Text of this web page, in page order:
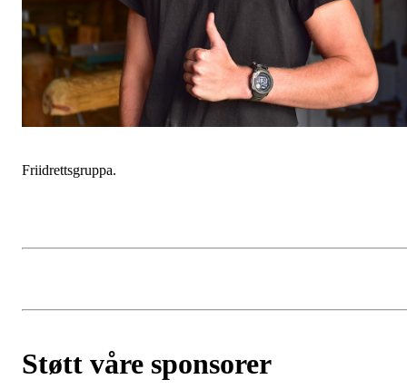
Friidrettsgruppa.
Støtt våre sponsorer